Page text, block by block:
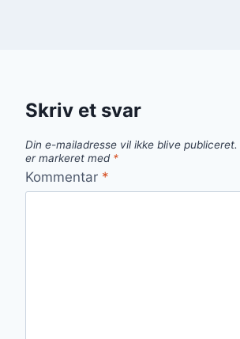
Skriv et svar
Din e-mailadresse vil ikke blive publiceret.
er markeret med *
Kommentar *